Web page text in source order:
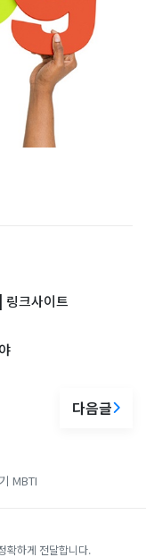
링크사이트
다음글
MBTI
확하게 전달합니다.